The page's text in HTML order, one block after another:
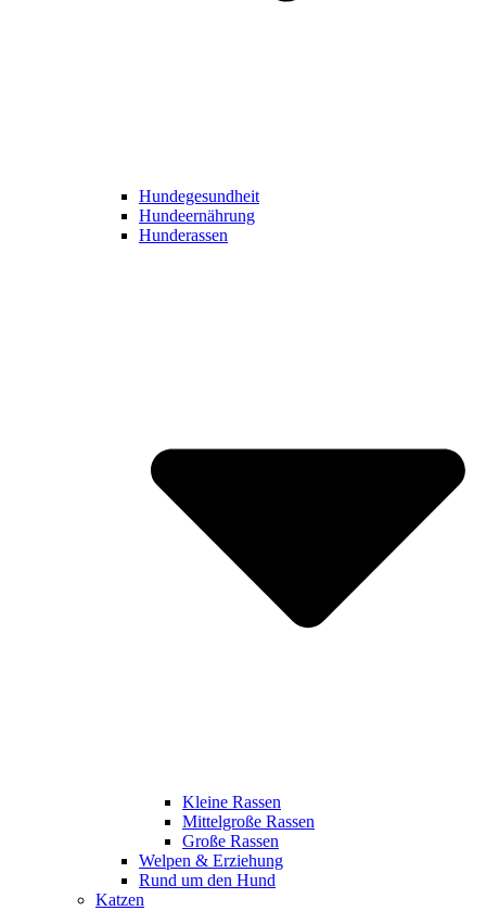
Hundegesundheit
Hundeernährung
Hunderassen
Kleine Rassen
Mittelgroße Rassen
Große Rassen
Welpen & Erziehung
Rund um den Hund
Katzen